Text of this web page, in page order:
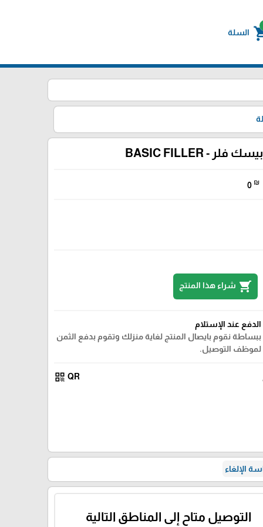
السلة
بيسك فلر - BASIC FILLER
0 ₪
shopping_cart شراء هذا المنتج
الدفع عند الإستلام
ببساطة نقوم بايصال المنتج لغاية منزلك وتقوم بدفع الثمن
لموظف التوصيل.
QR
qr_code
الإلغاء
التوصيل متاح إلى المناطق التالية